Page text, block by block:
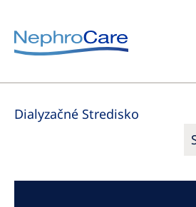
Europe
Czech Republic
Dialyzačné Stredisko